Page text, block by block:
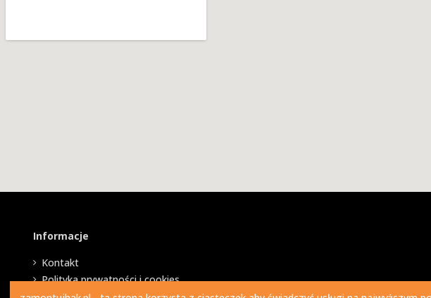
Informacje
Kontakt
Polityka prywatności i cookies